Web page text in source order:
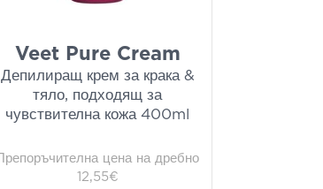
Veet Pure Cream
Депилиращ крем за крака &
тяло, подходящ за
чувствителна кожа 400ml
Препоръчителна цена на дребно
12,55€